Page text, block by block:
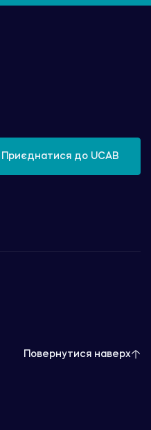
Приєднатися до UCAB
Повернутися наверх